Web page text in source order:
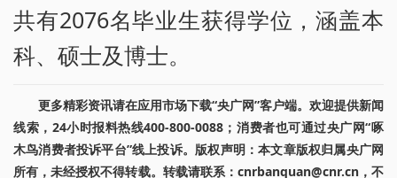
共有2076名毕业生获得学位，涵盖本
科、硕士及博士。
更多精彩资讯请在应用市场下载“央广网”客户端。欢迎提供新闻
线索，24小时报料热线400-800-0088；消费者也可通过央广网“啄
木鸟消费者投诉平台”线上投诉。版权声明：本文章版权归属央广网
所有，未经授权不得转载。转载请联系：cnrbanquan@cnr.cn，不